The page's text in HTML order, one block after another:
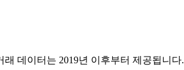
데이터는 2019년 이후부터 제공됩니다.